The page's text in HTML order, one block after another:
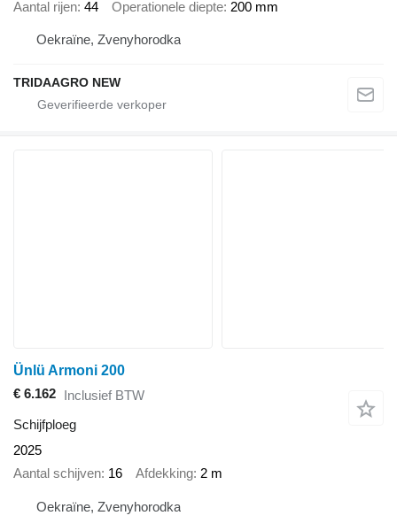
Aantal rijen 44 Operationele diepte 200 mm
Oekraïne, Zvenyhorodka
TRIDAAGRO NEW
Ünlü Armoni 200
€ 6.162 Inclusief BTW
Schijfploeg
2025
Aantal schijven 16 Afdekking 2 m
Oekraïne, Zvenyhorodka